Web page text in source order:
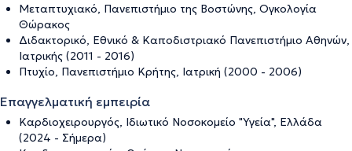
Μεταπτυχιακό, Πανεπιστήμιο της Βοστώνης, Ογκολογία
Θώρακος
Διδακτορικό, Εθνικό & Καποδιστριακό Πανεπιστήμιο Αθηνών,
Ιατρικής (2011 - 2016)
Πτυχίο, Πανεπιστήμιο Κρήτης, Ιατρική (2000 - 2006)
Επαγγελματική εμπειρία
Καρδιοχειρουργός, Ιδιωτικό Νοσοκομείο "Υγεία", Ελλάδα
(2024 - Σήμερα)